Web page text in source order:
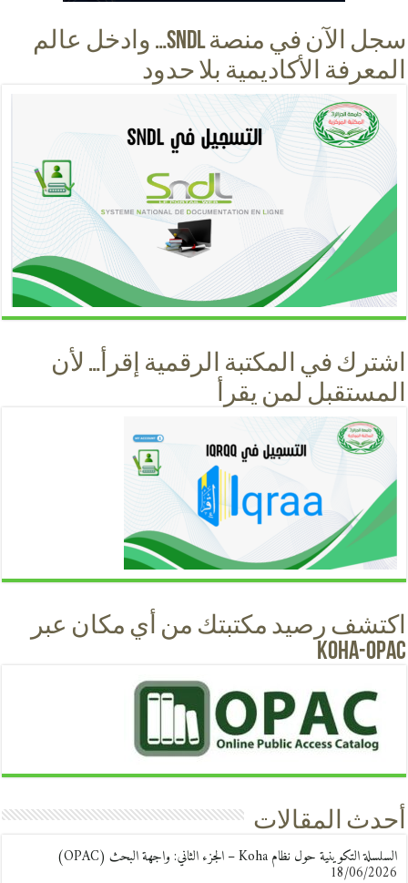
سجل الآن في منصة SNDL… وادخل عالم
المعرفة الأكاديمية بلا حدود
اشترك في المكتبة الرقمية إقرأ… لأن
المستقبل لمن يقرأ
اكتشف رصيد مكتبتك من أي مكان عبر
KOHA-OPAC
أحدث المقالات
السلسلة التكوينية حول نظام Koha – الجزء الثاني: واجهة البحث (OPAC)
18/06/2026